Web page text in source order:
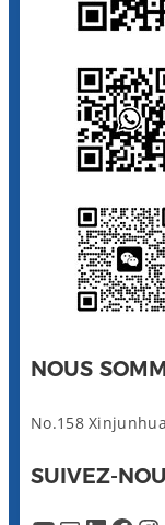
NOUS
No.158
SUIVEZ-